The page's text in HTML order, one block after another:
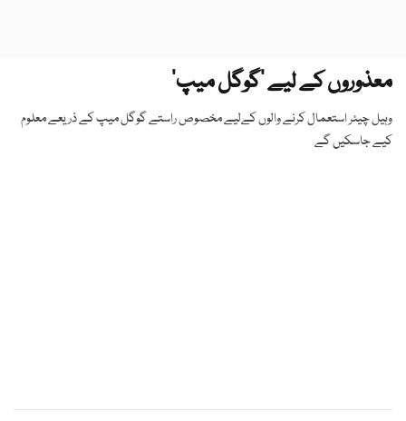
معذوروں کے لیے ’گوگل میپ‘
وہیل چیئر استعمال کرنے والوں کےلیے مخصوص راستے گوگل میپ کے ذریعے معلوم
کیے جاسکیں گے